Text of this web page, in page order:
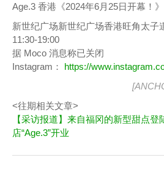
Age.3 香港《2024年6月25日开幕！》
新世纪广场新世纪广场香港旺角太子
11:30-19:00
据 Moco 消息称已关闭
Instagram： https://
<往期相关文章>
【采访报道】来自福冈的新型甜点
店“Age.3”开业